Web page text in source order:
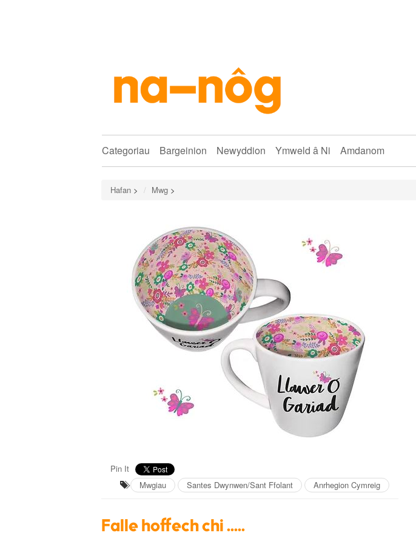
Categoriau Bargeinion Newyddion Ymweld â Ni Amdanom
Hafan > Mwg >
Pin It
Mwgiau
Santes Dwynwen/Sant Ffolant Anrhegion Cymreig
Falle hoffech chi .....